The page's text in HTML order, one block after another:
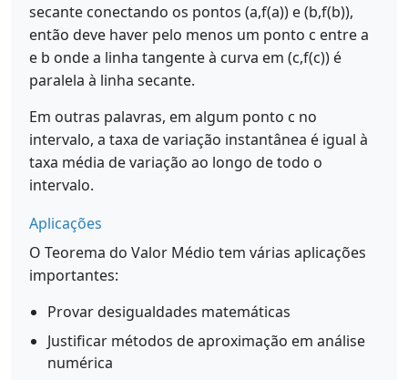
secante conectando os pontos (a,f(a)) e (b,f(b)),
então deve haver pelo menos um ponto c entre a
e b onde a linha tangente à curva em (c,f(c)) é
paralela à linha secante.
Em outras palavras, em algum ponto c no
intervalo, a taxa de variação instantânea é igual à
taxa média de variação ao longo de todo o
intervalo.
Aplicações
O Teorema do Valor Médio tem várias aplicações
importantes:
Provar desigualdades matemáticas
Justificar métodos de aproximação em análise
numérica